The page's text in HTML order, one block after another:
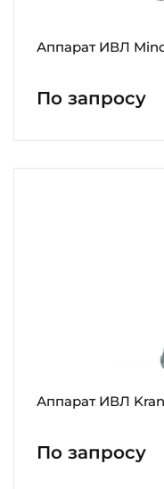
Аппарат ИВЛ
По запросу
Аппарат ИВЛ
По запросу